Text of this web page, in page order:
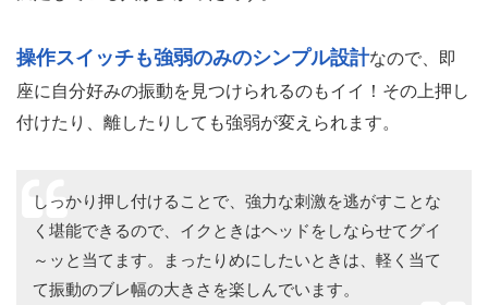
操作スイッチも強弱のみのシンプル設計なので、即
座に自分好みの振動を見つけられるのもイイ！その上押し
付けたり、離したりしても強弱が変えられます。
しっかり押し付けることで、強力な刺激を逃がすことな
く堪能できるので、イクときはヘッドをしならせてグイ
～ッと当てます。まったりめにしたいときは、軽く当て
て振動のブレ幅の大きさを楽しんでいます。